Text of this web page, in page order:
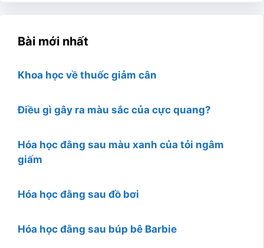
Bài mới nhất
Khoa học về thuốc giảm cân
Điều gì gây ra màu sắc của cực quang?
Hóa học đằng sau màu xanh của tỏi ngâm
giấm
Hóa học đằng sau đồ bơi
Hóa học đằng sau búp bê Barbie